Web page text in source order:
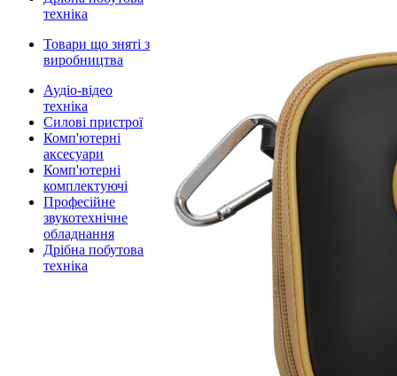
техніка
Товари що зняті з
виробництва
Аудіо-відео
техніка
Силові пристрої
Комп'ютерні
аксесуари
Комп'ютерні
комплектуючі
Професійне
звукотехнічне
обладнання
Дрібна побутова
техніка